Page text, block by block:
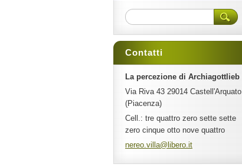
Contatti
La percezione di Archiagottlieb
Via Riva 43 29014 Castell'Arquato
(Piacenza)
Cell.: tre quattro zero sette sette
zero cinque otto nove quattro
nereo.vi lla@libero.it